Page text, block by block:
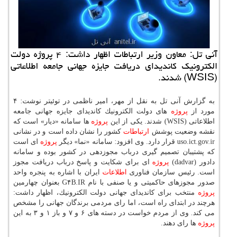
آنی تل: معاون وزیر ارتباطات اظهار داشت: ۴ پروژه دولت
الكترونیك كاندیدای دریافت جایزه جهانی جامعه اطلاعاتی
(WSIS) شدند.
به گزارش آنی تل به نقل از مهر، امیر ناظمی در توئیتر نوشت: ۴
مورد از پروژه های دولت الكترونیك كاندیدای جایزه جهانی جامعه
اطلاعاتی (WSIS) شدند. یكی از این
پروژه ها سامانه «دیار» است كه
نقشه وضعیت پوشش ارتباطات كشور را نشان داده است و در نشانی
uso.ict.gov.ir قرار دارد. وی افزود: سامانه «نما» دیگر
پروژه ای است
كه پشتیبان تصمیم گیری درباب مجوزدهی در كشور بوده و سامانه
دادور (dadvar)
پروژه ای برای شكایت و پاسخ درباب دریافت مجوز
است. رئیس سازمان فناوری اطلاعات ایران با اشاره به پنجره واحد
صدور مجوزهای حاكمیتی و یا صنفی با نام G۴B.IR بعنوان چهارمین
پروژه منتخب برای كاندیدای جهانی دولت الكترونیك، اظهار داشت:
هرچند در ابتدای راه است، اما رای مردمی برندگان جهانی را مشخص
می كند. وی از مردم خواست در دسته های ۶ و ۷ و باز ۱ و ۳ به این
پروژه ها رای دهند.